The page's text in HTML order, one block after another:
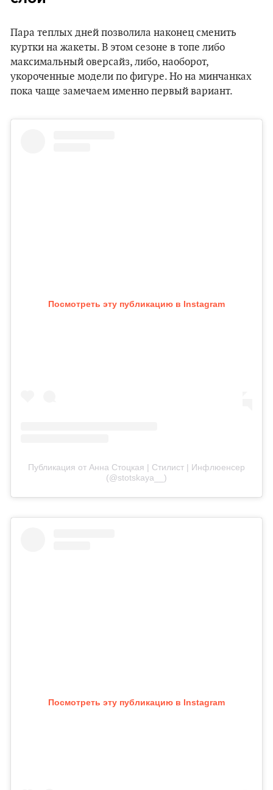
Пара теплых дней позволила наконец сменить
куртки на жакеты. В этом сезоне в топе либо
максимальный оверсайз, либо, наоборот,
укороченные модели по фигуре. Но на минчанках
пока чаще замечаем именно первый вариант.
Посмотреть эту публикацию в Instagram
Публикация от Анна Стоцкая | Стилист | Инфлюенсер
(@stotskaya__)
Посмотреть эту публикацию в Instagram